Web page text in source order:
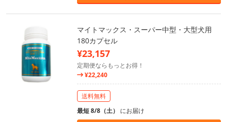
マイトマックス・スーパー中型・大型犬用
180カプセル
¥23,157
定期便ならもっとお得！
¥22,240
送料無料
最短 8/8（土） にお届け